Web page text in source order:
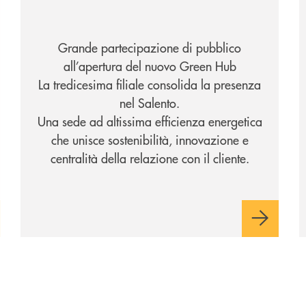
Grande partecipazione di pubblico
all’apertura del nuovo Green Hub
La tredicesima filiale consolida la presenza
nel Salento.
Una sede ad altissima efficienza energetica
che unisce sostenibilità, innovazione e
centralità della relazione con il cliente.